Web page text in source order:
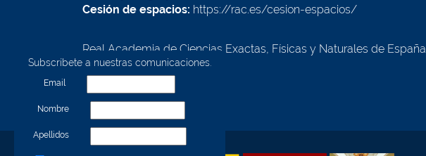
Cesión de espacios: https://rac.es/cesion-espacios/
Real Academia de Ciencias Exactas, Físicas y Naturales de España
Calle Valverde, 22
Subscríbete a nuestras comunicaciones.
Email
Nombre
Apellidos